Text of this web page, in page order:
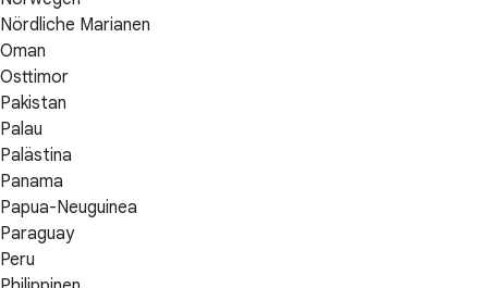
Nördliche Marianen
Oman
Osttimor
Pakistan
Palau
Palästina
Panama
Papua-Neuguinea
Paraguay
Peru